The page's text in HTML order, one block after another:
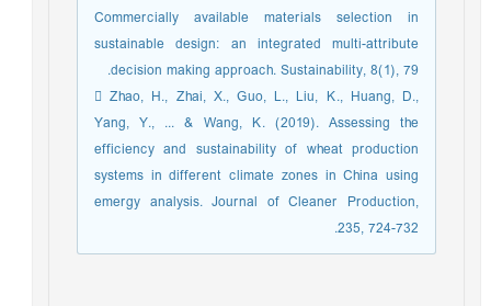
Commercially available materials selection in
sustainable design: an integrated multi-attribute
decision making approach. Sustainability, 8(1), 79.
 Zhao, H., Zhai, X., Guo, L., Liu, K., Huang, D.,
Yang, Y., ... & Wang, K. (2019). Assessing the
efficiency and sustainability of wheat production
systems in different climate zones in China using
emergy analysis. Journal of Cleaner Production,
235, 724-732.